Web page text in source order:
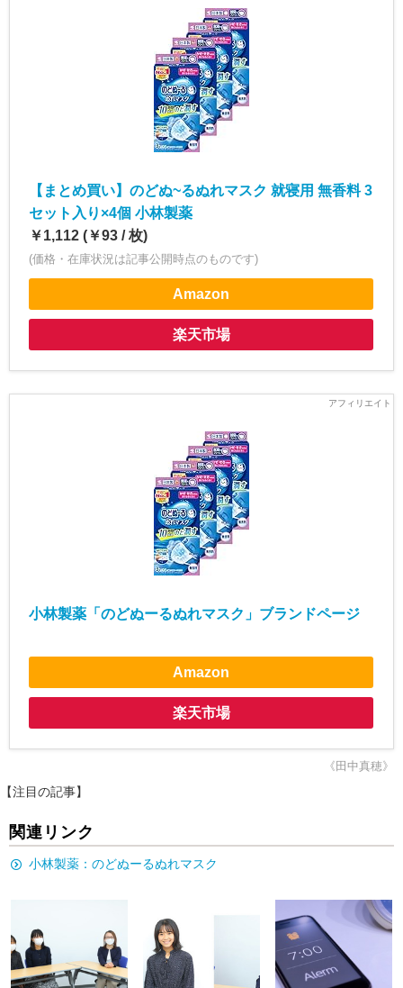
【まとめ買い】のどぬ~るぬれマスク 就寝用 無香料 3
セット入り×4個 小林製薬
￥1,112 (￥93 / 枚)
(価格・在庫状況は記事公開時点のものです)
Amazon
楽天市場
小林製薬「のどぬーるぬれマスク」ブランドページ
Amazon
楽天市場
《田中真穂》
【注目の記事】
関連リンク
小林製薬：のどぬーるぬれマスク